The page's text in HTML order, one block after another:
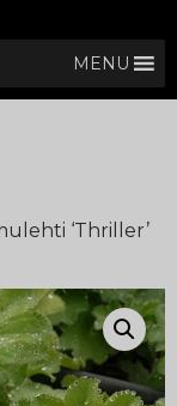
MENU
‘Thriller’